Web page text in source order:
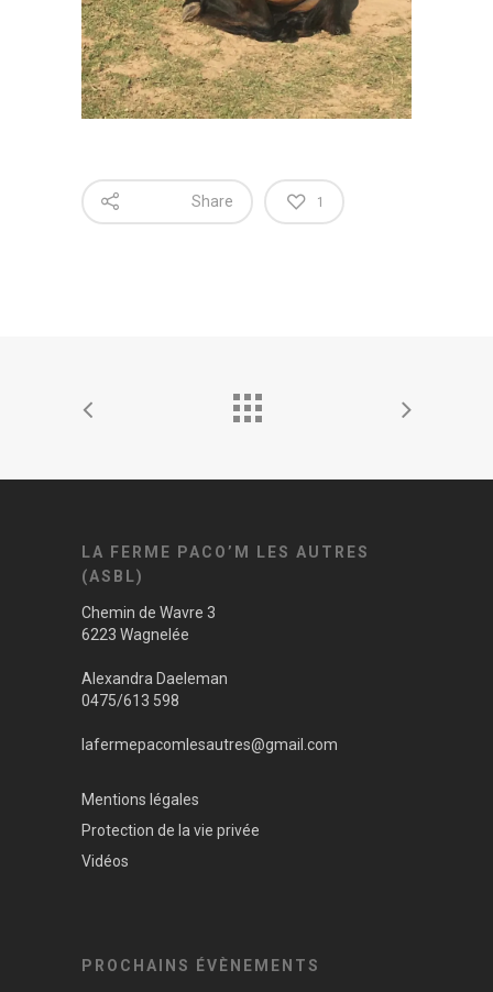
Share 1
LA FERME PACO’M LES AUTRES
(ASBL)
Chemin de Wavre 3
6223 Wagnelée
Alexandra Daeleman
0475/613 598
lafermepacomlesautres@gmail.com
Mentions légales
Protection de la vie privée
Vidéos
PROCHAINS ÉVÈNEMENTS